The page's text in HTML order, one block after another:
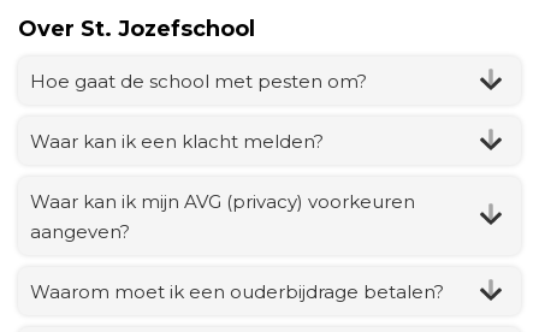
Over St. Jozefschool
Hoe gaat de school met pesten om?
Waar kan ik een klacht melden?
Waar kan ik mijn AVG (privacy) voorkeuren
aangeven?
Waarom moet ik een ouderbijdrage betalen?